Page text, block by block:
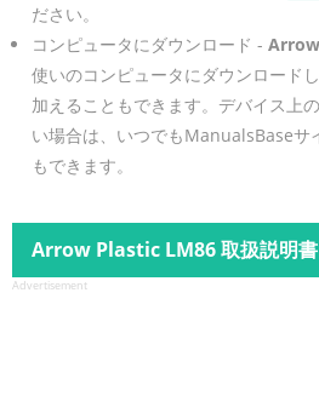
ださい。
コンピュータにダウンロード -
使いのコンピュータにダウンロード
加えることもできます。デバイス上
い場合は、いつでもManualsBaseサ
もできます。
Arrow Plastic LM86 取扱説明
Advertisement